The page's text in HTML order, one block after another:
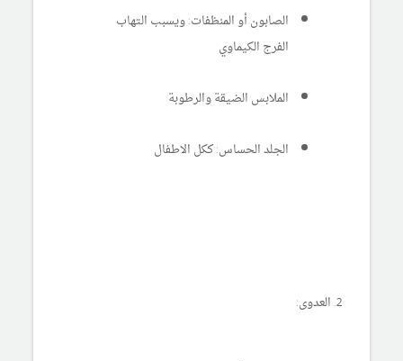
الصابون أو المنظفات: ويسبب التهاب
الفرج الكيماوي
الملابس الضيقة والرطوبة
الجلد الحساس: ككل الاطفال
2. العدوى: